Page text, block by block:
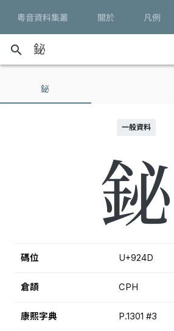
粵音資料集叢 關於 凡例
search
鉍
一般資料
鉍
碼位 U+924D
倉頡 CPH
康熙字典 P.1301 #3